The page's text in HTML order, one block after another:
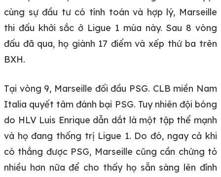
cùng sự đầu tư có tính toán và hợp lý, Marseille
thi đấu khởi sắc ở Ligue 1 mùa này. Sau 8 vòng
đấu đã qua, họ giành 17 điểm và xếp thứ ba trên
BXH.
Tại vòng 9, Marseille đối đầu PSG. CLB miền Nam
Italia quyết tâm đánh bại PSG. Tuy nhiên đội bóng
do HLV Luis Enrique dẫn dắt là một tập thể mạnh
và họ đang thống trị Ligue 1. Do đó, ngay cả khi
có thắng được PSG, Marseille cũng cần chứng tỏ
nhiều hơn nữa để cho thấy họ sẵn sàng lên đỉnh